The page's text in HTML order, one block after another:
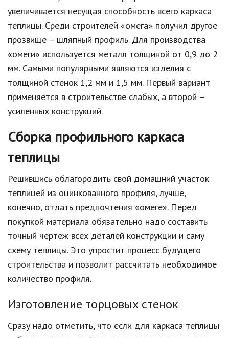
увеличивается несущая способность всего каркаса
теплицы. Среди строителей «омега» получил другое
прозвище – шляпный профиль. Для производства
«омеги» используется металл толщиной от 0,9 до 2
мм. Самыми популярными являются изделия с
толщиной стенок 1,2 мм и 1,5 мм. Первый вариант
применяется в строительстве слабых, а второй –
усиленных конструкций.
Сборка профильного каркаса
теплицы
Решившись облагородить свой домашний участок
теплицей из оцинкованного профиля, лучше,
конечно, отдать предпочтения «омеге». Перед
покупкой материала обязательно надо составить
точный чертеж всех деталей конструкции и саму
схему теплицы. Это упростит процесс будущего
строительства и позволит рассчитать необходимое
количество профиля.
Изготовление торцовых стенок
Сразу надо отметить, что если для каркаса теплицы